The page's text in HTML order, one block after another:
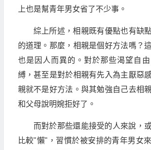
上也是幫青年男女省了不少事。
綜上所述，相親既有優點也有
的道理。那麼，相親是個好方法嗎？
也是因人而異的。對於那些渴望自
縛，甚至是對於相親有先入為主厭惡
親就不是好方法。與其勉強自己去相
和父母說明婉拒好了。
而對於那些還能接受的人來說，
比較"懶"，習慣於被安排的青年男女